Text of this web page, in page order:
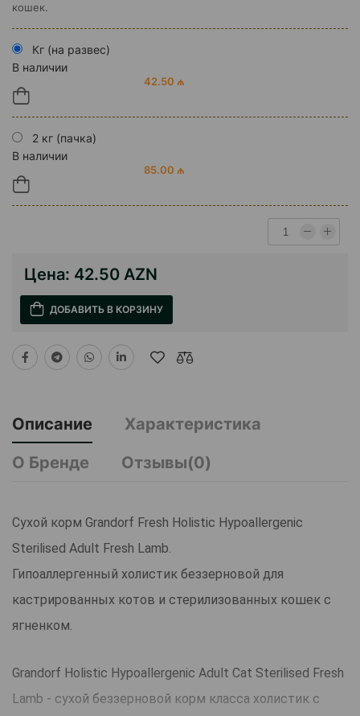
кошек.
Кг (на развес)
В наличии
42.50 ₼
2 кг (пачка)
В наличии
85.00 ₼
Цена: 42.50 AZN
ДОБАВИТЬ В КОРЗИНУ
Описание
Характеристика
О Бренде
Отзывы(0)
Сухой корм Grandorf Fresh Holistiс Hypoallergenic
Sterilised Adult Fresh Lamb.
Гипоаллергенный холистик беззерновой для
кастрированных котов и стерилизованных кошек с
ягненком.
Grandorf Holistiс Hypoallergenic Adult Cat Sterilised Fresh
Lamb - cухой беззерновой корм класса холистик с